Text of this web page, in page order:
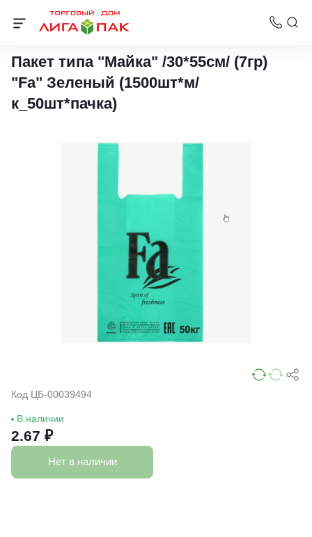
Пакеты-майки 30х55 см и 32х60 см
Пакет типа "Майка" /30*55см/ (7гр)
"Fa" Зеленый (1500шт*м/
к_50шт*пачка)
Код ЦБ-00039494
В наличии
2.67 ₽
Нет в наличии